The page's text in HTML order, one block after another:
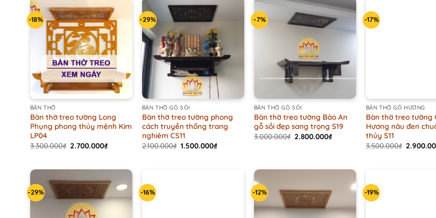
-18%
+
BÀN THỜ
Bàn thờ treo tường Long
Phụng phong thủy mệnh Kim
LP04
3.300.000₫ Original
3.300.000₫.
2.700.000₫Current
2.700.000₫.
-29%
BÀN THỜ GỖ SỒI
Bàn thờ treo tường phong
cách truyền thống trang
nghiêm CS11
2.100.000₫ Original
1.500.000₫Current
-7%
BÀN THỜ GỖ SỒI
Bàn thờ treo tường Bảo An
gỗ sồi đẹp sang trọng S19
3.000.000₫ Original
2.800.000₫Current
-17%
BÀN THỜ GỖ HƯƠNG
Bàn thờ treo tường
Hương nâu đen
thủy S11
3.500.000₫ Original
-29% -16% -12% -19%